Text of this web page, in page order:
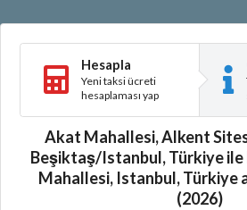
Hesapla
Yeni taksi ücreti
hesaplaması yap
Akat Mahallesi, Alkent
Beşiktaş/Istanbul, Türkiye ile
Mahallesi, Istanbul, Türkiye
(2026)